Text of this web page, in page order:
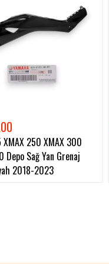
XMAX 250 XMAX 300
Depo Sağ Yan Grenaj
2018-2023